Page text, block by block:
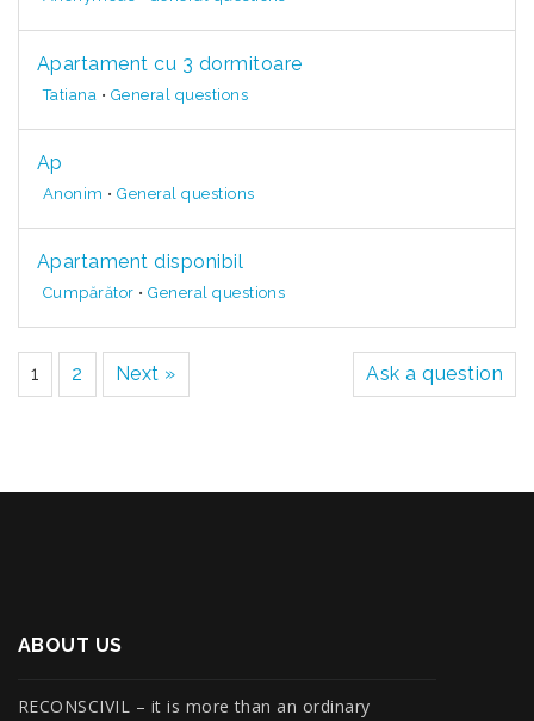
Apartament cu 3 dormitoare
Tatiana • General questions
Ap
Anonim •General questions
Apartament disponibil
Cumpărător •General questions
1 2 Next » Ask a question
ABOUT US
RECONSCIVIL – it is more than an ordinary